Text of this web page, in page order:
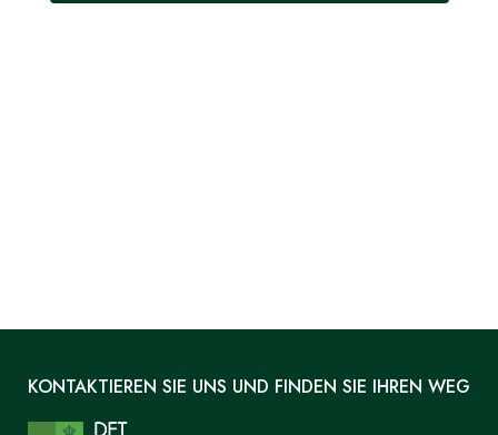
KONTAKTIEREN SIE UNS UND FINDEN SIE IHREN WEG